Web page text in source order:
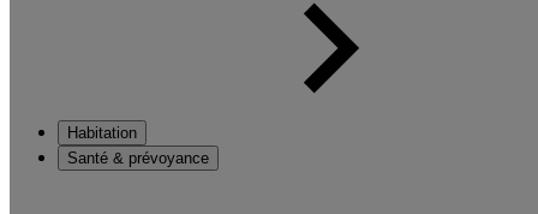
Habitation
Santé & prévoyance